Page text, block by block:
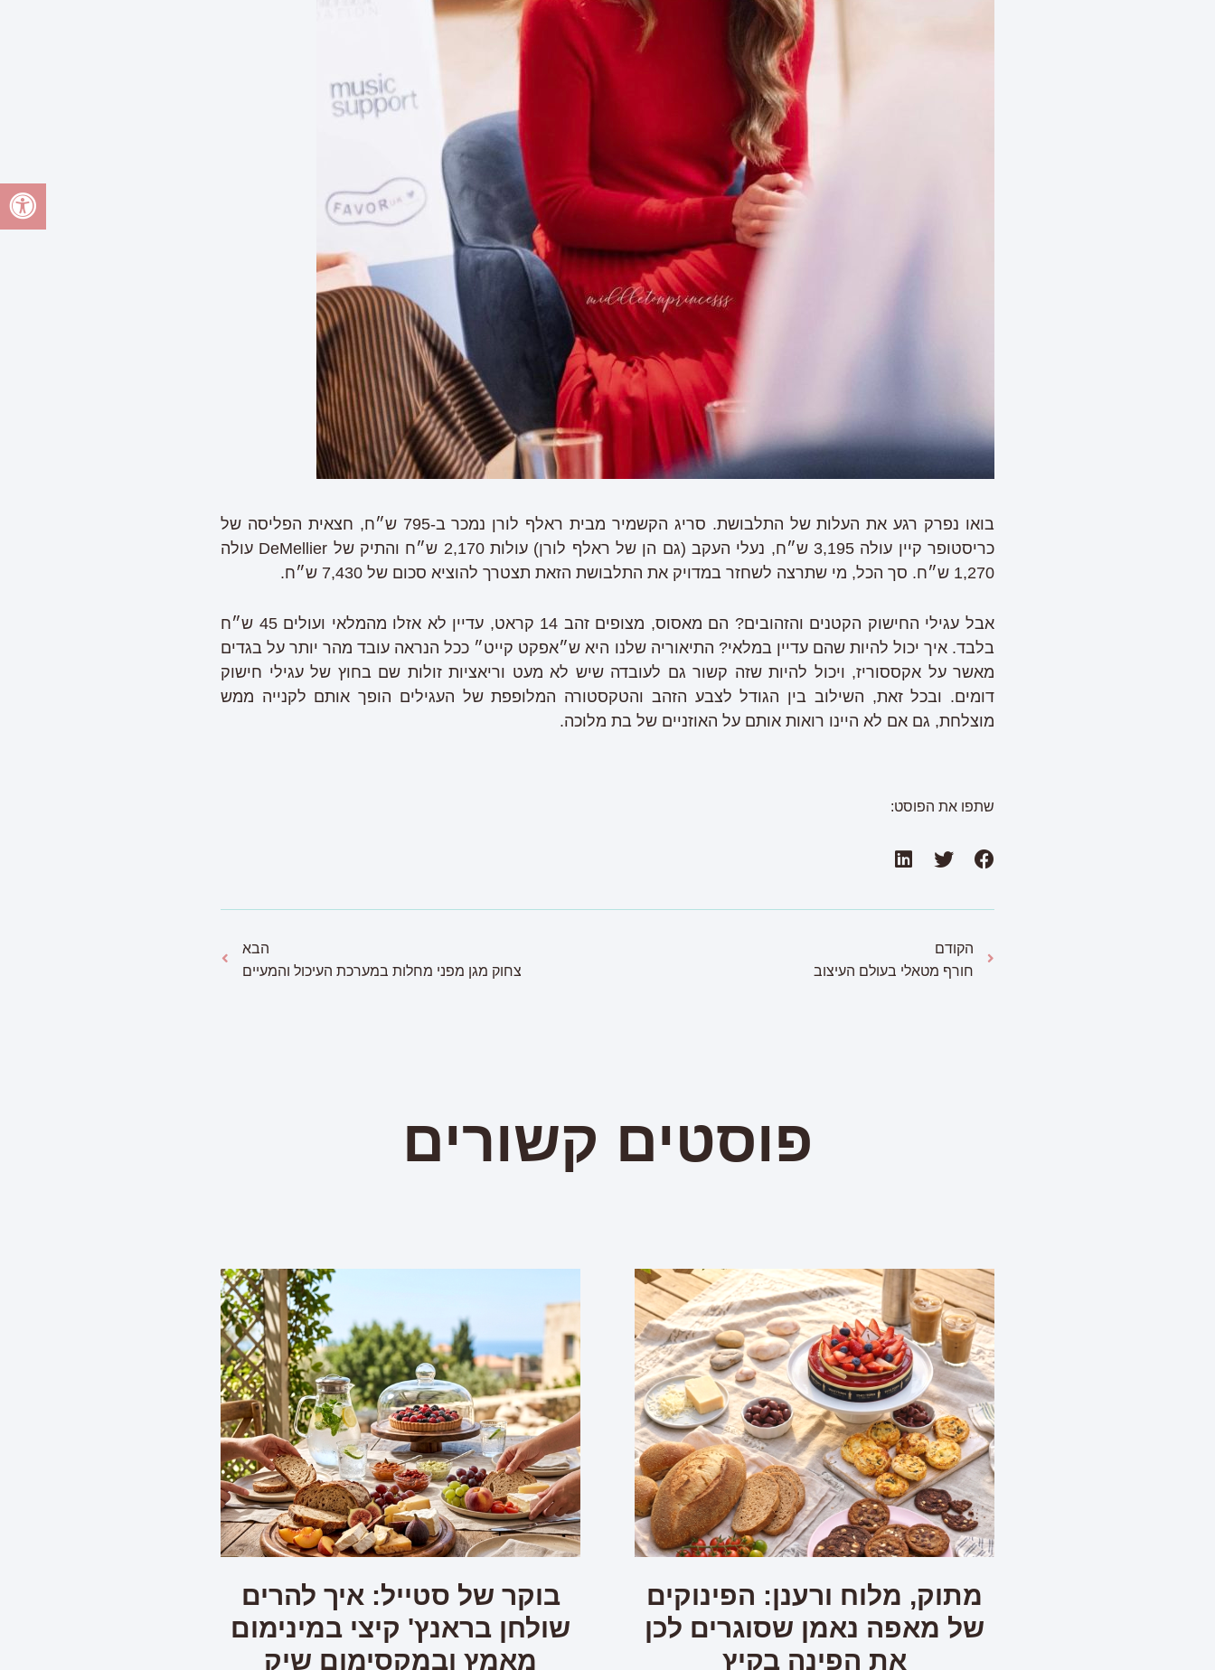
בואו נפרק רגע את העלות של התלבושת. סריג הקשמיר מבית ראלף לורן נמכר ב-795 ש״ח, חצאית הפליסה של
כריסטופר קיין עולה 3,195 ש״ח, נעלי העקב (גם הן של ראלף לורן) עולות 2,170 ש״ח והתיק של DeMellier עולה
1,270 ש״ח. סך הכל, מי שתרצה לשחזר במדויק את התלבושת הזאת תצטרך להוציא סכום של 7,430 ש״ח.
אבל עגילי החישוק הקטנים והזהובים? הם מאסוס, מצופים זהב 14 קראט, עדיין לא אזלו מהמלאי ועולים 45 ש״ח
בלבד. איך יכול להיות שהם עדיין במלאי? התיאוריה שלנו היא ש״אפקט קייט״ ככל הנראה עובד מהר יותר על בגדים
מאשר על אקססוריז, ויכול להיות שזה קשור גם לעובדה שיש לא מעט וריאציות זולות שם בחוץ של עגילי חישוק
דומים. ובכל זאת, השילוב בין הגודל לצבע הזהב והטקסטורה המלופפת של העגילים הופך אותם לקנייה ממש
מוצלחת, גם אם לא היינו רואות אותם על האוזניים של בת מלוכה.
שתפו את הפוסט:
הקודם
חורף מטאלי בעולם העיצוב
הבא
צחוק מגן מפני מחלות במערכת העיכול והמעיים
פוסטים קשורים
מתוק, מלוח ורענן: הפינוקים
של מאפה נאמן שסוגרים לכן
את הפינה בקיץ
בוקר של סטייל: איך להרים
שולחן בראנץ' קיצי במינימום
מאמץ ובמקסימום שיק